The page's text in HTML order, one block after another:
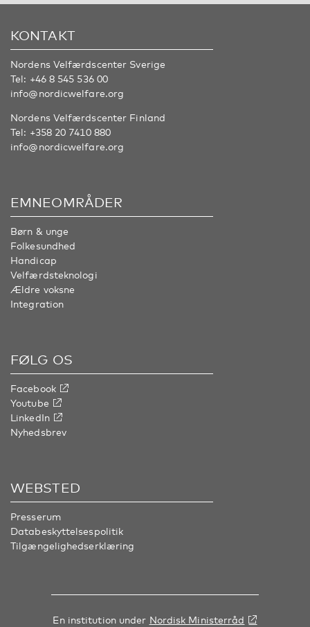
KONTAKT
Nordens Velfærdscenter Sverige
Tel: +46 8 545 536 00
info@nordicwelfare.org
Nordens Velfærdscenter Finland
Tel: +358 20 7410 880
info@nordicwelfare.org
EMNEOMRÅDER
Børn & unge
Folkesundhed
Handicap
Velfærdsteknologi
Ældre voksne
Integration
FØLG OS
Facebook
Youtube
LinkedIn
Nyhedsbrev
WEBSTED
Presserum
Databeskyttelsespolitik
Tilgængelighedserklæring
En institution under Nordisk Ministerråd